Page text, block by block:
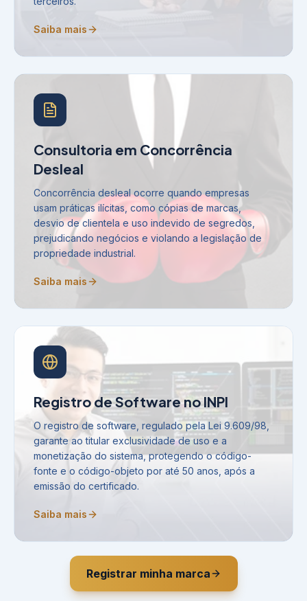
Saiba mais
Consultoria em Concorrência
Desleal
Concorrência desleal ocorre quando empresas
usam práticas ilícitas, como cópias de marcas,
desvio de clientela e uso indevido de segredos,
prejudicando negócios e violando a legislação de
propriedade industrial.
Saiba mais
Registro de Software no INPI
O registro de software, regulado pela Lei 9.609/98,
garante ao titular exclusividade de uso e a
monetização do sistema, protegendo o código-
fonte e o código-objeto por até 50 anos, após a
emissão do certificado.
Saiba mais
Registrar minha marca